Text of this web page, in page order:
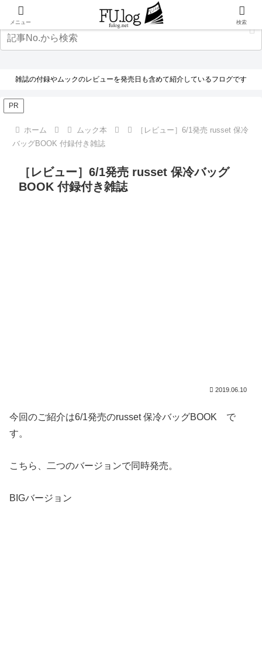
雑誌の付録やムックのレビューを発売日も含めて紹介しているフログです
PR
ホーム ムック本
［レビュー］6/1発売 russet 保冷
バッグBOOK 付録付き雑誌
［レビュー］6/1発売 russet 保冷バッグ
BOOK 付録付き雑誌
2019.06.10
今回のご紹介は6/1発売のrusset 保冷バッグBOOK で
す。
こちら、二つのバージョンで同時発売。
BIGバージョン
メニュー 検索